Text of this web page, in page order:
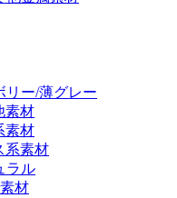
ー/薄グレー
素材
素材
系素材
ラル
材